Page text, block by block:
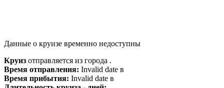
Данные о круизе временно недоступны
Круиз отправляется из города .
Время отправления: Invalid date в
Время прибытия: Invalid date в